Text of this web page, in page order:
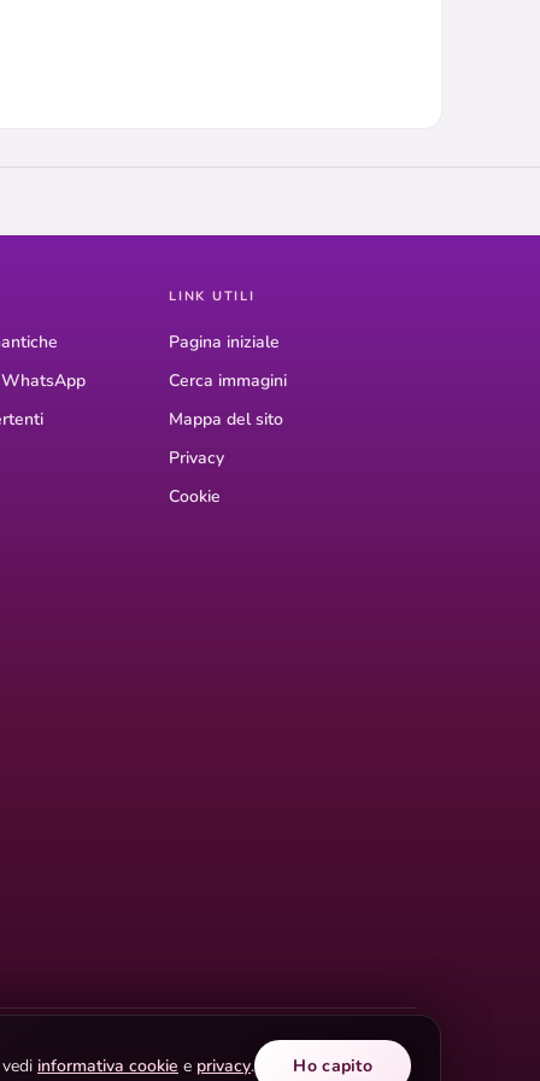
LINK UTILI
Pagina iniziale
Cerca immagini
Mappa del sito
Privacy
Cookie
informativa cookie e privacy. Ho capito